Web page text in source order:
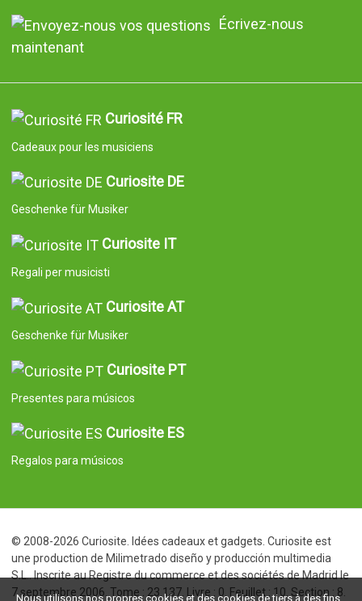
Écrivez-nous
maintenant
Curiosité FR
Cadeaux pour les musiciens
Curiosite DE
Geschenke für Musiker
Curiosite IT
Regali per musicisti
Curiosite AT
Geschenke für Musiker
Curiosite PT
Presentes para músicos
Curiosite ES
Regalos para músicos
© 2008-2026 Curiosite. Idées cadeaux et gadgets. Curiosite est
une production de Milimetrado diseño y producción multimedia
S.L.. Inscrite au Registre du commerce et des sociétés de Madrid le
7 septembre 2006. Tome : 23.137. Livre : 0. Feuillet : 10. Section : 8.
Nous utilisons nos propres cookies et des cookies de tiers à des fins